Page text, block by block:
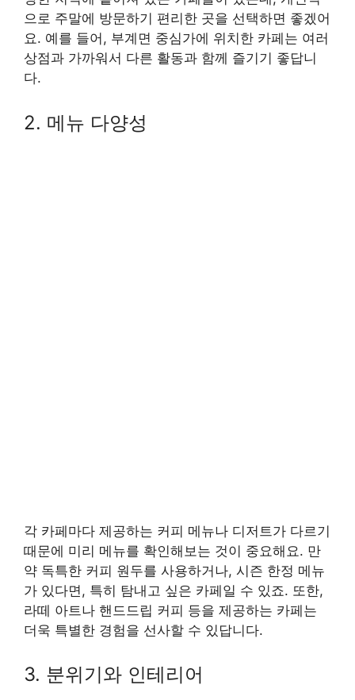
으로 주말에 방문하기 편리한 곳을 선택하면 좋겠어
요. 예를 들어, 부계면 중심가에 위치한 카페는 여러
상점과 가까워서 다른 활동과 함께 즐기기 좋답니
다.
2. 메뉴 다양성
각 카페마다 제공하는 커피 메뉴나 디저트가 다르기
때문에 미리 메뉴를 확인해보는 것이 중요해요. 만
약 독특한 커피 원두를 사용하거나, 시즌 한정 메뉴
가 있다면, 특히 탐내고 싶은 카페일 수 있죠. 또한,
라떼 아트나 핸드드립 커피 등을 제공하는 카페는
더욱 특별한 경험을 선사할 수 있답니다.
3. 분위기와 인테리어